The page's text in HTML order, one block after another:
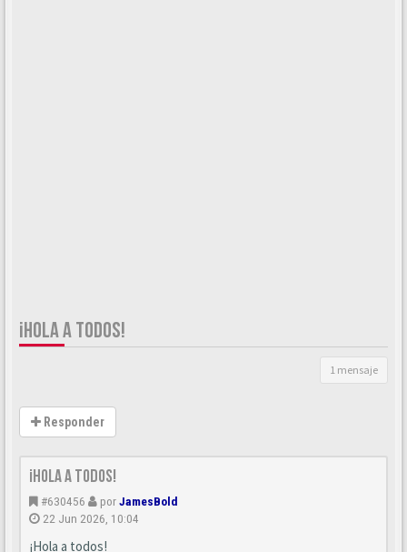
¡HOLA A TODOS!
1 mensaje
Responder
¡Hola a todos!
#630456 porJamesBold
22 Jun 2026, 10:04
¡Hola a todos!